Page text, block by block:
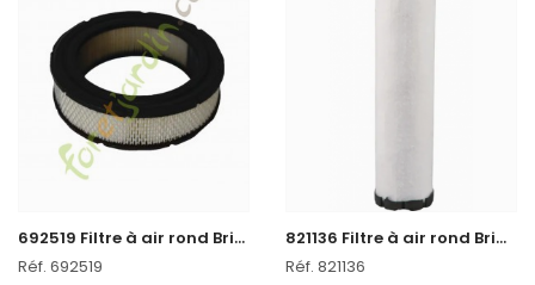
6
92519 Filtre à air rond Briggs & Stratton
Réf. 692519
8
21136 Filtre à air rond Briggs & Stratton
Réf. 821136